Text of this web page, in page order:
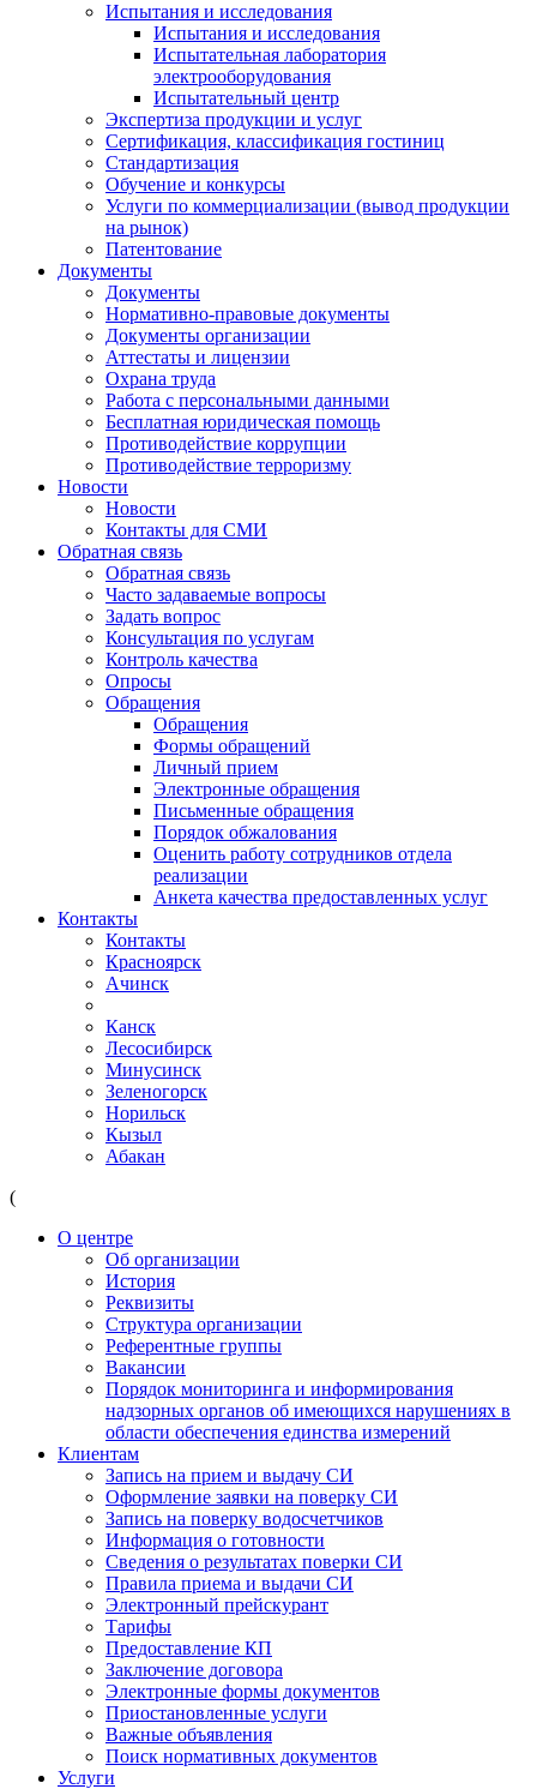
Испытания и исследования
Испытания и исследования
Испытательная лаборатория
электрооборудования
Испытательный центр
Экспертиза продукции и услуг
Сертификация, классификация гостиниц
Стандартизация
Обучение и конкурсы
Услуги по коммерциализации (вывод продукции
на рынок)
Патентование
Документы
Документы
Нормативно-правовые документы
Документы организации
Аттестаты и лицензии
Охрана труда
Работа с персональными данными
Бесплатная юридическая помощь
Противодействие коррупции
Противодействие терроризму
Новости
Новости
Контакты для СМИ
Обратная связь
Обратная связь
Часто задаваемые вопросы
Задать вопрос
Консультация по услугам
Контроль качества
Опросы
Обращения
Обращения
Формы обращений
Личный прием
Электронные обращения
Письменные обращения
Порядок обжалования
Оценить работу сотрудников отдела
реализации
Анкета качества предоставленных услуг
Контакты
Контакты
Красноярск
Ачинск
Канск
Лесосибирск
Минусинск
Зеленогорск
Норильск
Кызыл
Абакан
(
О центре
Об организации
История
Реквизиты
Структура организации
Референтные группы
Вакансии
Порядок мониторинга и информирования
надзорных органов об имеющихся нарушениях в
области обеспечения единства измерений
Клиентам
Запись на прием и выдачу СИ
Оформление заявки на поверку СИ
Запись на поверку водосчетчиков
Информация о готовности
Сведения о результатах поверки СИ
Правила приема и выдачи СИ
Электронный прейскурант
Тарифы
Предоставление КП
Заключение договора
Электронные формы документов
Приостановленные услуги
Важные объявления
Поиск нормативных документов
Услуги